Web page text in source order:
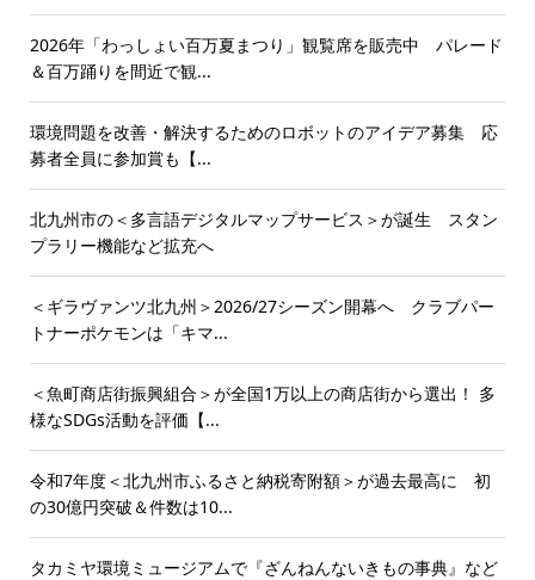
2026年「わっしょい百万夏まつり」観覧席を販売中 パレード
＆百万踊りを間近で観...
環境問題を改善・解決するためのロボットのアイデア募集 応
募者全員に参加賞も【...
北九州市の＜多言語デジタルマップサービス＞が誕生 スタン
プラリー機能など拡充へ
＜ギラヴァンツ北九州＞2026/27シーズン開幕へ クラブパー
トナーポケモンは「キマ...
＜魚町商店街振興組合＞が全国1万以上の商店街から選出！ 多
様なSDGs活動を評価【...
令和7年度＜北九州市ふるさと納税寄附額＞が過去最高に 初
の30億円突破＆件数は10...
タカミヤ環境ミュージアムで『ざんねんないきもの事典』など